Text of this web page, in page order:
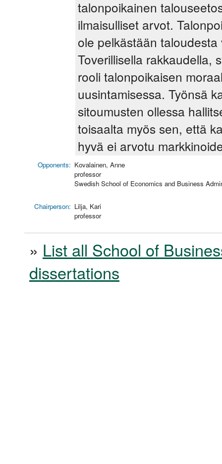
talonpoikainen
ilmaisulliset arvot.
ole pelkästään
Toverillisella rakkaudella,
rooli talonpoikaisen
uusintamisessa. Työnsä
sitoumusten ollessa
toisaalta myös sen, että
hyvä ei arvotu
Opponents: Kovalainen, Anne
professor
Swedish School of Economics and Business
Chairperson: Lilja, Kari
professor
» List all School of
dissertations